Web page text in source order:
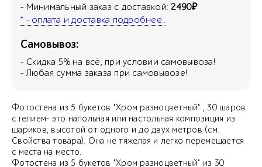
- Минимальный заказ с доставкой:2490₽
* - оплата и доставка подробнее..
Самовывоз:
- Скидка 5% на всё, при условии самовывоза!
- Любая сумма заказа при самовывозе!
Фотостена из 5 букетов "Хром разноцветный" , 30 шаров
с гелием- это напольная или настольная композиция из
шариков, высотой от одного и до двух метров (см.
Свойства товара). Она не тяжелая и легко перемещается
с места на место.
Фотостена из 5 букетов "Хром разноцветный" из 30